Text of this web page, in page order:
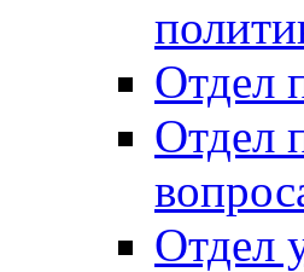
Отдел
Отдел
Отдел